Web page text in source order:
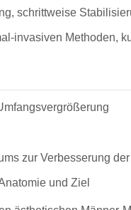
schrittweise
invasiven Methoden,
zur Verbesserung
und Ziel